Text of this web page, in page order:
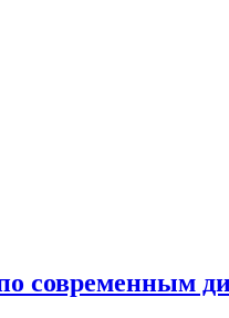
современным